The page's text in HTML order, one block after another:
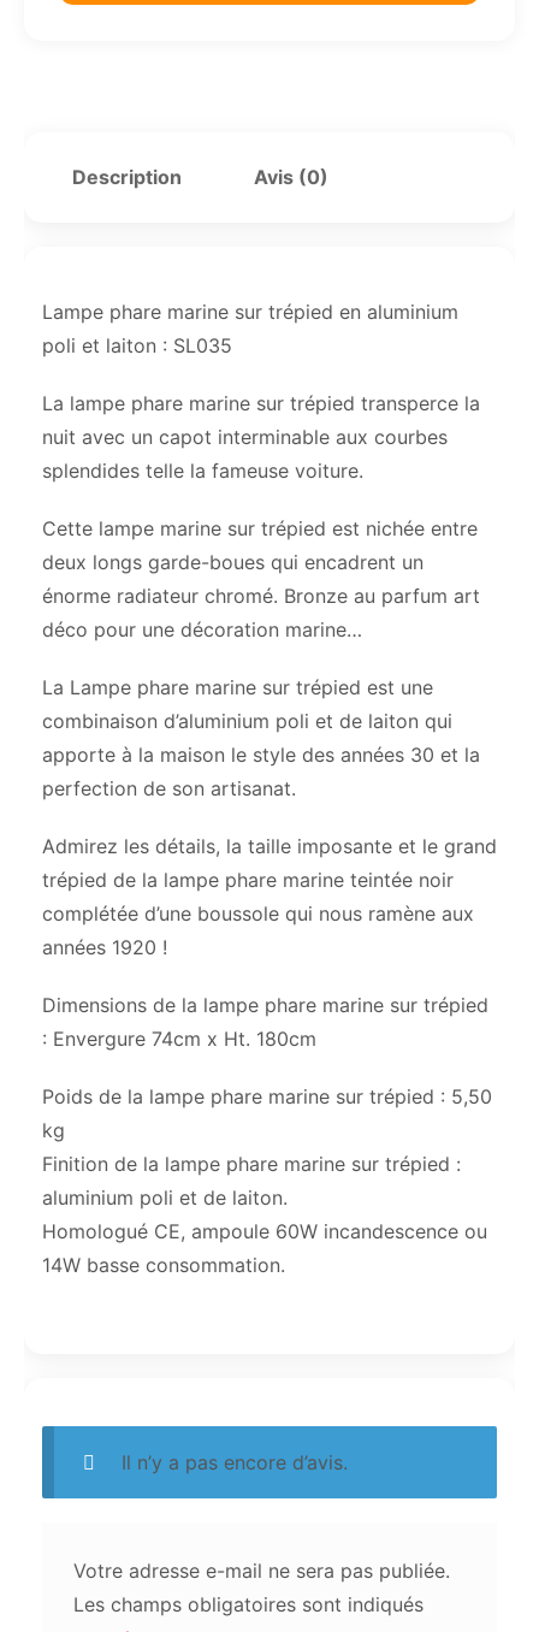
Description Avis (0)
Lampe phare marine sur trépied en aluminium
poli et laiton : SL035
La lampe phare marine sur trépied transperce la
nuit avec un capot interminable aux courbes
splendides telle la fameuse voiture.
Cette lampe marine sur trépied est nichée entre
deux longs garde-boues qui encadrent un
énorme radiateur chromé. Bronze au parfum art
déco pour une décoration marine…
La Lampe phare marine sur trépied est une
combinaison d’aluminium poli et de laiton qui
apporte à la maison le style des années 30 et la
perfection de son artisanat.
Admirez les détails, la taille imposante et le grand
trépied de la lampe phare marine teintée noir
complétée d’une boussole qui nous ramène aux
années 1920 !
Dimensions de la lampe phare marine sur trépied
: Envergure 74cm x Ht. 180cm
Poids de la lampe phare marine sur trépied : 5,50
kg
Finition de la lampe phare marine sur trépied :
aluminium poli et de laiton.
Homologué CE, ampoule 60W incandescence ou
14W basse consommation.
Il n’y a pas encore d’avis.
Votre adresse e-mail ne sera pas publiée.
Les champs obligatoires sont indiqués